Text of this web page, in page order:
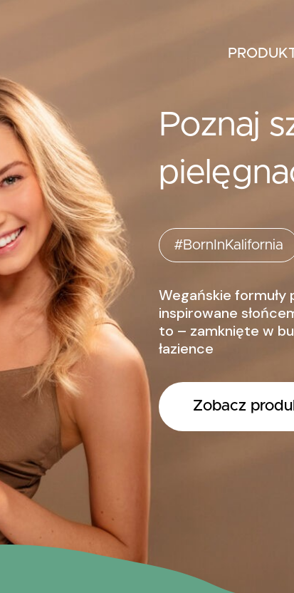
Poznaj
#BornInKalifornia
Wegańskie formuły
inspirowane
to – zamknięte w
łazience
Zobacz